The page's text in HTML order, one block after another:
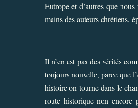
Eutrope et d’autres que
mains des auteurs chrétiens,
Il n’en est pas des vérités
toujours nouvelle, parce que
histoire on tourne dans le
route historique non encore